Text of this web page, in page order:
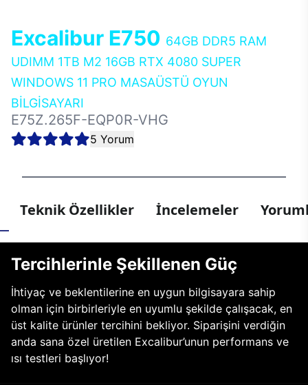
Excalibur E750 64GB DDR5 RAM
UDIMM 1TB M2 16GB RTX 4080 SUPER
WINDOWS 11 PRO MASAÜSTÜ OYUN
BİLGİSAYARI
E75Z.265F-EQP0R-VHG
5 Yorum
Teknik Özellikler İncelemeler
Tercihlerinle Şekillenen Güç
İhtiyaç ve beklentilerine en uygun bilgisayara sahip
olman için birbirleriyle en uyumlu şekilde çalışacak, en
üst kalite ürünler tercihini bekliyor. Siparişini verdiğin
anda sana özel üretilen Excalibur’unun performans ve
ısı testleri başlıyor!